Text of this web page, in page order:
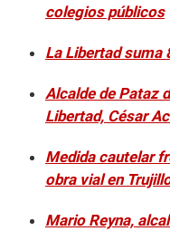
colegios públicos
La Libertad suma
Alcalde de Pataz
Libertad, César
Medida cautelar
obra vial en
Mario Reyna,